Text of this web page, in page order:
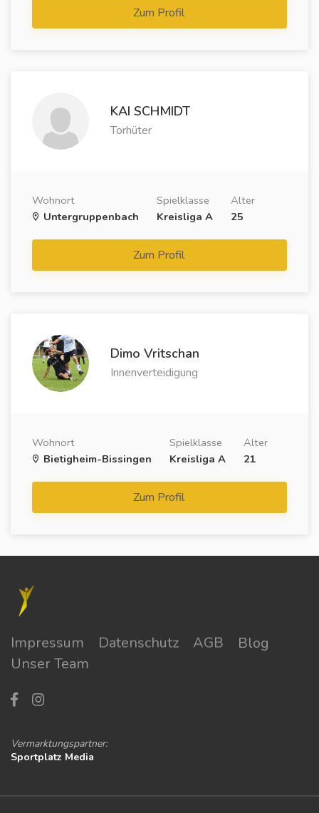
Zum Profil
KAI SCHMIDT
Torhüter
Wohnort
Untergruppenbach
Spielklasse
Kreisliga A
Alter
25
Zum Profil
Dimo Vritschan
Innenverteidigung
Wohnort
Bietigheim-Bissingen
Spielklasse
Kreisliga A
Alter
21
Zum Profil
Impressum Datenschutz AGB
Blog
Unser Team
Vermarktungspartner:
Sportplatz Media